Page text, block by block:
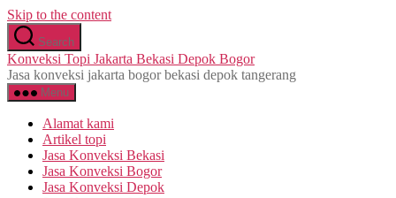
Skip to the content
Search
Konveksi Topi Jakarta Bekasi Depok Bogor
Jasa konveksi jakarta bogor bekasi depok tangerang
Menu
Alamat kami
Artikel topi
Jasa Konveksi Bekasi
Jasa Konveksi Bogor
Jasa Konveksi Depok